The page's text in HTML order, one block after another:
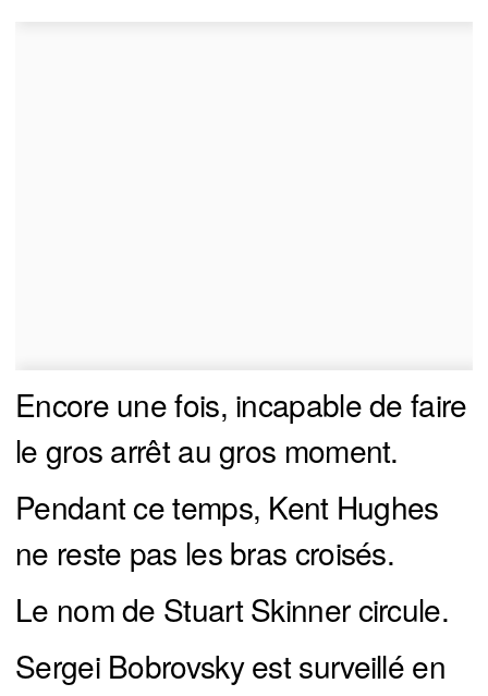
Encore une fois, incapable de faire
le gros arrêt au gros moment.
Pendant ce temps, Kent Hughes
ne reste pas les bras croisés.
Le nom de Stuart Skinner circule.
Sergei Bobrovsky est surveillé en